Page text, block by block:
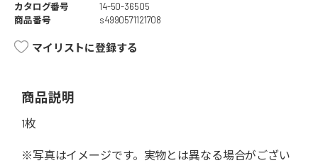
カタログ番号
14-50-36505
商品番号
s4990571121708
マイリストに登録する
商品説明
1枚
※写真はイメージです。実物とは異なる場合がござい